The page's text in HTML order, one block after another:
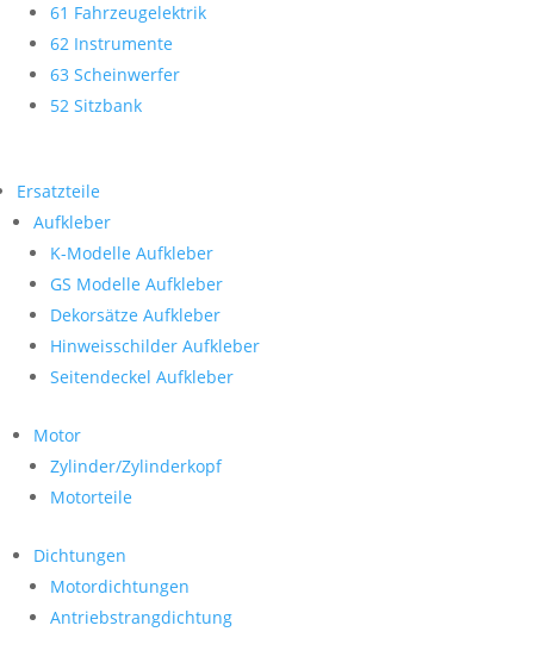
61 Fahrzeugelektrik
62 Instrumente
63 Scheinwerfer
52 Sitzbank
Ersatzteile
Aufkleber
K-Modelle Aufkleber
GS Modelle Aufkleber
Dekorsätze Aufkleber
Hinweisschilder Aufkleber
Seitendeckel Aufkleber
Motor
Zylinder/Zylinderkopf
Motorteile
Dichtungen
Motordichtungen
Antriebstrangdichtung